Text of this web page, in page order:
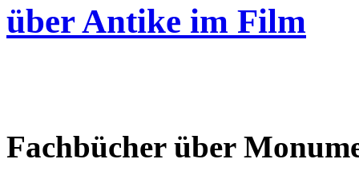
über Antike im Film
Fachbücher über